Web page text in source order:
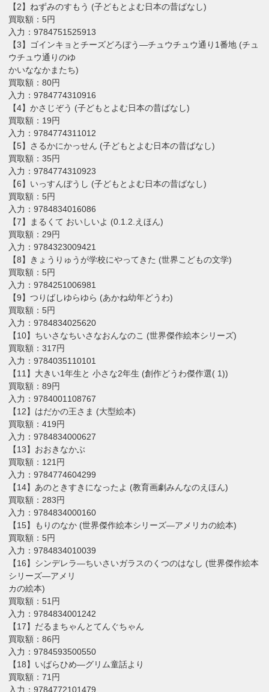
【2】ねずみのすもう (子どもとよむ日本の昔ばなし)
買取額：5円
入力：9784751525913
【3】ゴインキョとチーズどろぼう―チュウチュウ通り1番地 (チュ
ウチュウ通りのゆ
かいななかまたち)
買取額：80円
入力：9784774310916
【4】かさじぞう (子どもとよむ日本の昔ばなし)
買取額：19円
入力：9784774311012
【5】さるかにかっせん (子どもとよむ日本の昔ばなし)
買取額：35円
入力：9784774310923
【6】いっすんぼうし (子どもとよむ日本の昔ばなし)
買取額：5円
入力：9784834016086
【7】まるくて おいしいよ (0.1.2.えほん)
買取額：29円
入力：9784323009421
【8】きょうりゅうが学校にやってきた (世界こどもの文学)
買取額：5円
入力：9784251006981
【9】つりばしゆらゆら (あかね幼年どうわ)
買取額：5円
入力：9784834025620
【10】ちいさなちいさなおんなのこ (世界傑作絵本シリーズ)
買取額：317円
入力：9784035110101
【11】大きい1年生と 小さな2年生 (創作どうわ傑作選( 1))
買取額：89円
入力：9784001108767
【12】はだかの王さま (大型絵本)
買取額：419円
入力：9784834000627
【13】おおきなかぶ
買取額：121円
入力：9784774604299
【14】あのときすきになったよ (教育画劇みんなのえほん)
買取額：283円
入力：9784834000160
【15】もりのなか (世界傑作絵本シリーズ―アメリカの絵本)
買取額：5円
入力：9784834010039
【16】シンデレラ―ちいさいガラスのくつのはなし (世界傑作絵本
シリーズ―アメリ
カの絵本)
買取額：51円
入力：9784834001242
【17】だるまちゃんとてんぐちゃん
買取額：86円
入力：9784593500550
【18】いばらひめ―グリム童話より
買取額：71円
入力：9784772101479